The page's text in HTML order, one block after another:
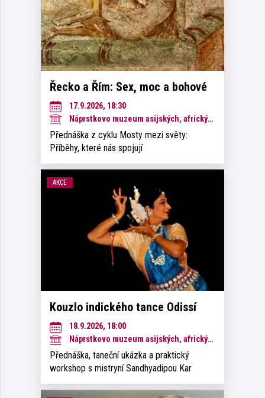
Řecko a Řím: Sex, moc a bohové
17.9.2026, 18:30
Náprstkovo muzeum asijských, afrických a amerických kultur
Přednáška z cyklu Mosty mezi světy:
Příběhy, které nás spojují
AKCE
Kouzlo indického tance Odissí
18.9.2026, 18:00
Náprstkovo muzeum asijských, afrických a amerických kultur
Přednáška, taneční ukázka a praktický
workshop s mistryní Sandhyadipou Kar